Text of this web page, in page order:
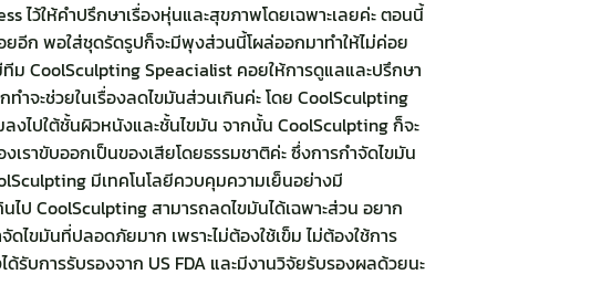
ไว้ให้คำปรึกษาเรื่องหุ่นและสุขภาพโดยเฉพาะเลยค่ะ ตอนนี้
อีก พอใส่ชุดรัดรูปก็จะมีพุงส่วนนี้โผล่ออกมาทำให้ไม่ค่อย
ม CoolSculpting Speacialist คอยให้การดูแลและปรึกษา
ทำจะช่วยในเรื่องลดไขมันส่วนเกินค่ะ โดย CoolSculpting
งไปใต้ชั้นผิวหนังและชั้นไขมัน จากนั้น CoolSculpting ก็จะ
ราขับออกเป็นของเสียโดยธรรมชาติค่ะ ซึ่งการกำจัดไขมัน
มีเทคโนโลยีควบคุมความเย็นอย่างมี
ป CoolSculpting สามารถลดไขมันได้เฉพาะส่วน อยาก
ขมันที่ปลอดภัยมาก เพราะไม่ต้องใช้เข็ม ไม่ต้องใช้การ
บการรับรองจาก US FDA และมีงานวิจัยรับรองผลด้วยนะ